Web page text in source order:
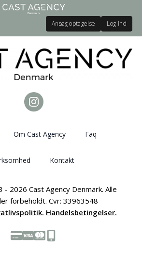
Ansøg optagelse Log ind
Om Cast Agency Faq
Kontakt
- 2026 Cast Agency Denmark. Alle
forbeholdt. Cvr: 33963548
Handelsbetingelser.